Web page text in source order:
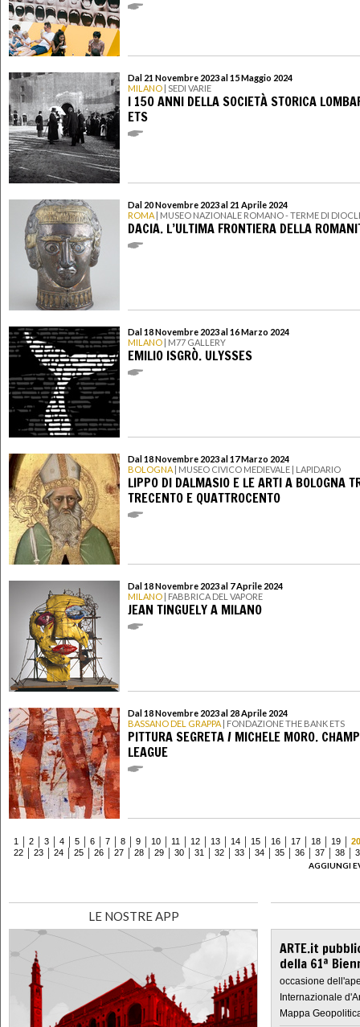
Dal 21 Novembre 2023 al 15 Maggio 2024
MILANO | SEDI VARIE
I 150 ANNI DELLA SOCIETÀ STORICA
ETS
Dal 20 Novembre 2023 al 21 Aprile 2024
ROMA | MUSEO NAZIONALE ROMANO - TERME DI
DACIA. L’ULTIMA FRONTIERA DELLA
Dal 18 Novembre 2023 al 16 Marzo 2024
MILANO | M77 GALLERY
EMILIO ISGRÒ. ULYSSES
Dal 18 Novembre 2023 al 17 Marzo 2024
BOLOGNA | MUSEO CIVICO MEDIEVALE | LAPIDARIO
LIPPO DI DALMASIO E LE ARTI A BOLOGNA
TRECENTO E QUATTROCENTO
Dal 18 Novembre 2023 al 7 Aprile 2024
MILANO | FABBRICA DEL VAPORE
JEAN TINGUELY A MILANO
Dal 18 Novembre 2023 al 28 Aprile 2024
BASSANO DEL GRAPPA | FONDAZIONE THE BANK ETS
PITTURA SEGRETA / MICHELE MORO.
LEAGUE
1 2 3 4 5 6 7 8 9 10 11 12 13 14 15 16 17 18 19
20
22
23 24 25 26 27 28 29 30 31 32 33 34 35 36 37 38
AGGIUNGI
LE NOSTRE APP
ARTE.it
della 61ª
occasione
Internazionale
Mappa